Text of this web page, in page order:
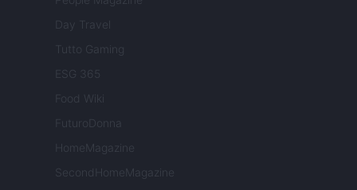
Day Travel
Tutto Gaming
ESG 365
Food Wiki
FuturoDonna
HomeMagazine
SecondHomeMagazine